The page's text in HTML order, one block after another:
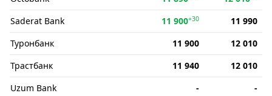
Saderat Bank 11 900+30
11 990
Туронбанк
11 900
12 010
Трастбанк
11 940
12 010
Uzum Bank
-
-